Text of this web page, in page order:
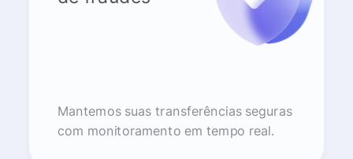
Mantemos suas transferências seguras
com monitoramento em tempo real.